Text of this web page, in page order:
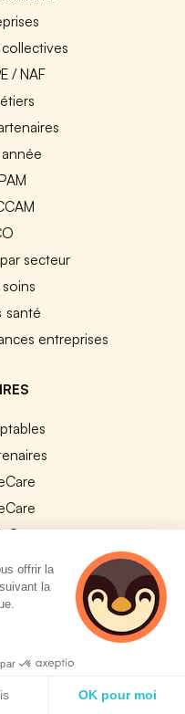
/ NAF
année
secteur
santé
entreprises
offrir la
la
OK pour moi
2 personnes
consultent
actuellement cette